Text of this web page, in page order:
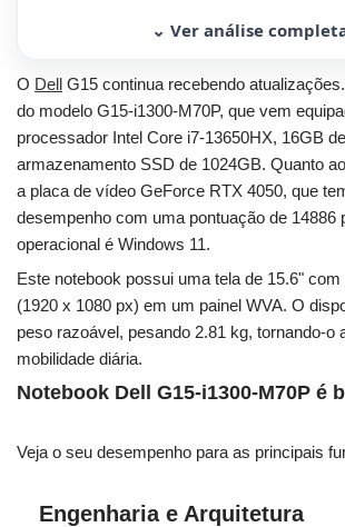
⌄ Ver análise
O Dell G15 continua recebendo
do modelo G15-i1300-M70P, que vem
processador Intel Core i7-13650HX, 16GB
armazenamento SSD de 1024GB. Quanto
a placa de vídeo GeForce RTX 4050, que
desempenho com uma pontuação de 14886
operacional é Windows 11.
Este notebook possui uma tela de 15.6"
(1920 x 1080 px) em um painel WVA. O
peso razoável, pesando 2.81 kg, tornando-o
mobilidade diária.
Notebook Dell G15-i1300-M70P é
Veja o seu desempenho para as principais
Engenharia e Arquitetura